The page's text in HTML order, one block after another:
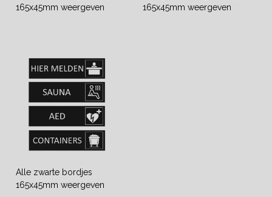
165x45mm weergeven
165x45mm weergeven
Alle zwarte bordjes
165x45mm weergeven